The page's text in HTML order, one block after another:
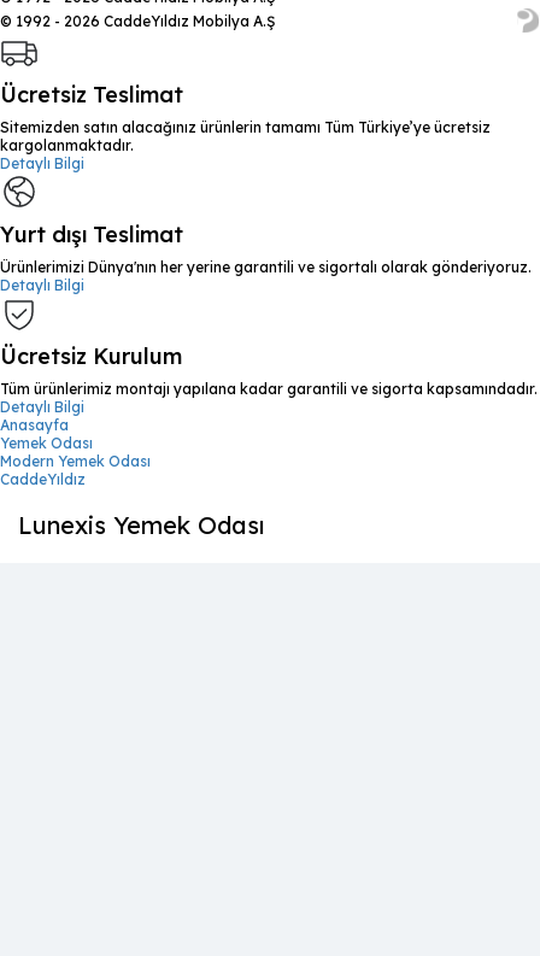
© 1992 - 2026 CaddeYıldız Mobilya A.Ş
Ücretsiz Teslimat
Sitemizden satın alacağınız ürünlerin tamamı Tüm Türkiye’ye ücretsiz
kargolanmaktadır.
Detaylı Bilgi
Yurt dışı Teslimat
Ürünlerimizi Dünya'nın her yerine garantili ve sigortalı olarak gönderiyoruz.
Detaylı Bilgi
Ücretsiz Kurulum
Tüm ürünlerimiz montajı yapılana kadar garantili ve sigorta kapsamındadır.
Detaylı Bilgi
Anasayfa
Yemek Odası
Modern Yemek Odası
CaddeYıldız
Lunexis Yemek Odası